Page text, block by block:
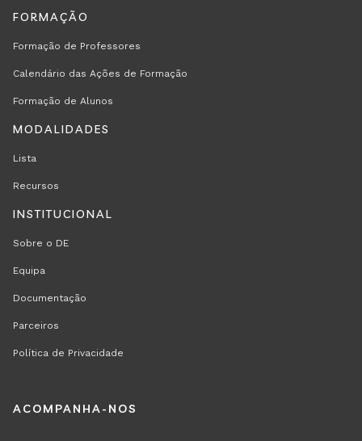
FORMAÇÃO
Formação de Professores
Calendário das Ações de Formação
Formação de Alunos
MODALIDADES
Lista
Recursos
INSTITUCIONAL
Sobre o DE
Equipa
Documentação
Parceiros
Política de Privacidade
REGION
ACOMPANHA-NOS